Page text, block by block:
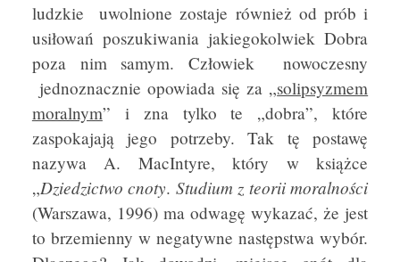
ludzkie uwolnione zostaje również od prób i
usiłowań poszukiwania jakiegokolwiek Dobra
poza nim samym. Człowiek nowoczesny
jednoznacznie opowiada się za „solipsyzmem
moralnym” i zna tylko te „dobra”, które
zaspokajają jego potrzeby. Tak tę postawę
nazywa A. MacIntyre, który w książce
„Dziedzictwo cnoty. Studium z teorii moralności
(Warszawa, 1996) ma odwagę wykazać, że jest
to brzemienny w negatywne następstwa wybór.